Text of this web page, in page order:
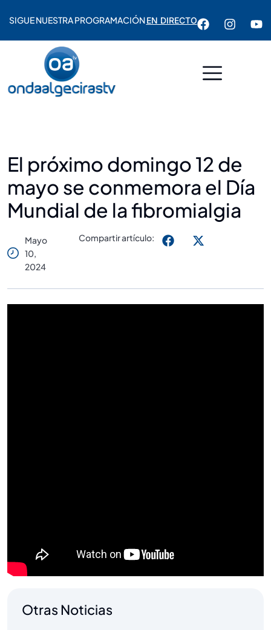
SIGUE NUESTRA PROGRAMACIÓNEN DIRECTO
El próximo domingo 12 de
mayo se conmemora el Día
Mundial de la fibromialgia
Mayo
10,
2024
Compartir artículo:
Otras Noticias